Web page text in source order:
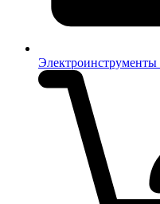
Электроинструменты